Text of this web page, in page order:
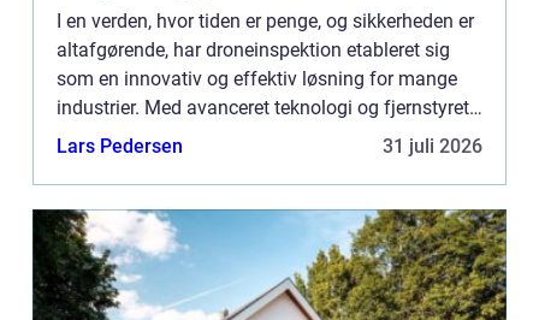
I en verden, hvor tiden er penge, og sikkerheden er
altafgørende, har droneinspektion etableret sig
som en innovativ og effektiv løsning for mange
industrier. Med avanceret teknologi og fjernstyret
manøvredygtighed kan droner udføre inspektioner
Lars Pedersen 31 juli 2026